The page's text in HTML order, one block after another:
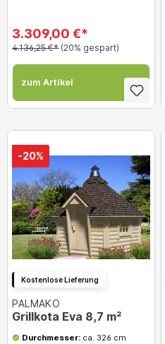
3.309,00 €*
4.136,25 €* (20% gespart)
zum Artikel
-20%
Kostenlose Lieferung
PALMAKO
Grillkota Eva 8,7 m²
Durchmesser:ca. 326 cm